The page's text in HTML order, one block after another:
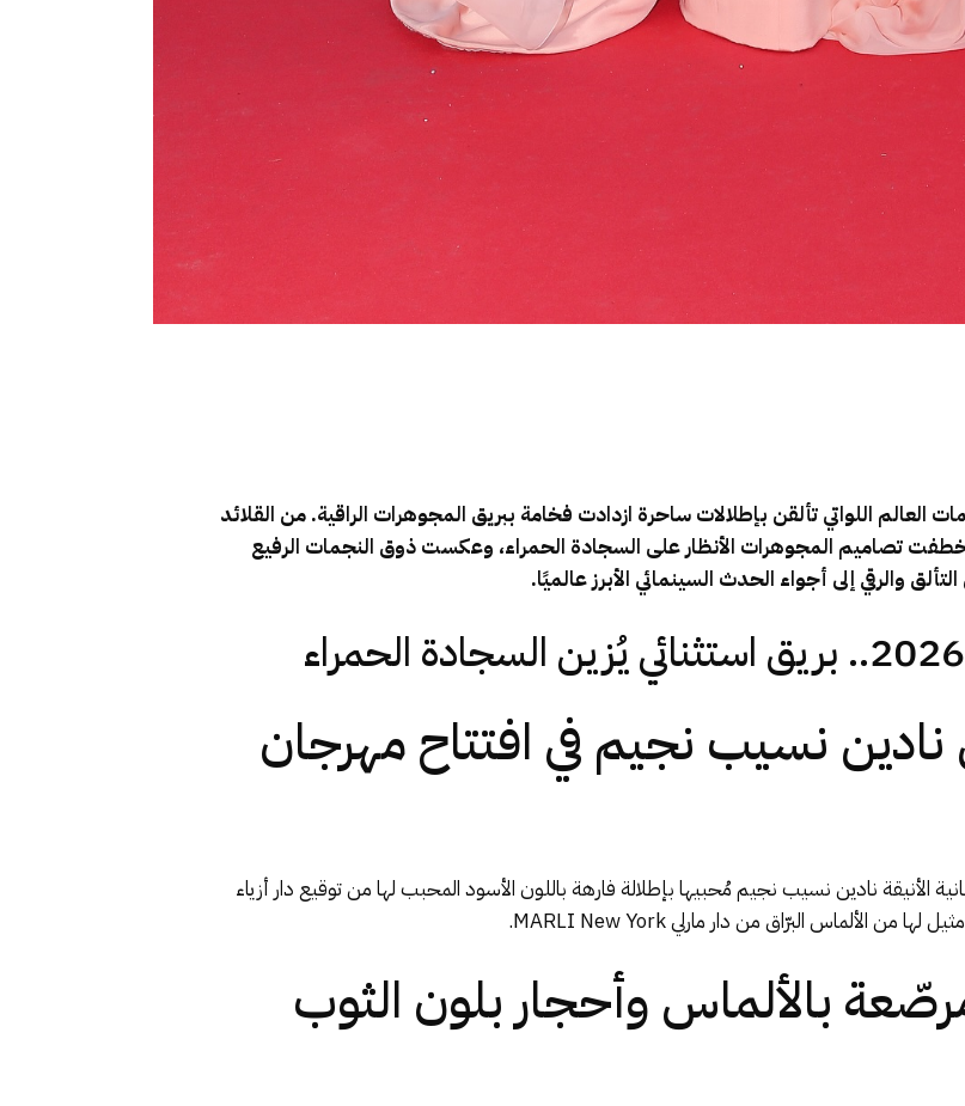
حضورًا لافتًا لأبرز نجمات العالم اللواتي تألقن بإطلالات ساحرة ازدادت فخامة ببريق المجوهرات الراقية. من القلائد
خطفت تصاميم المجوهرات الأنظار على السجادة الحمراء، وعكست ذوق النجمات الرفيع
والرقي إلى أجواء الحدث السينمائي الأبرز عالميًا.
نادين نسيب نجيم في افتتاح مهرجان
الـ 79، أبهرت النجمة اللبنانية الأنيقة نادين نسيب نجيم مُحبيها بإطلالة فارهة باللون الأسود المحبب لها من توقيع دار أزياء
بالألماس وأحجار بلون الثوب